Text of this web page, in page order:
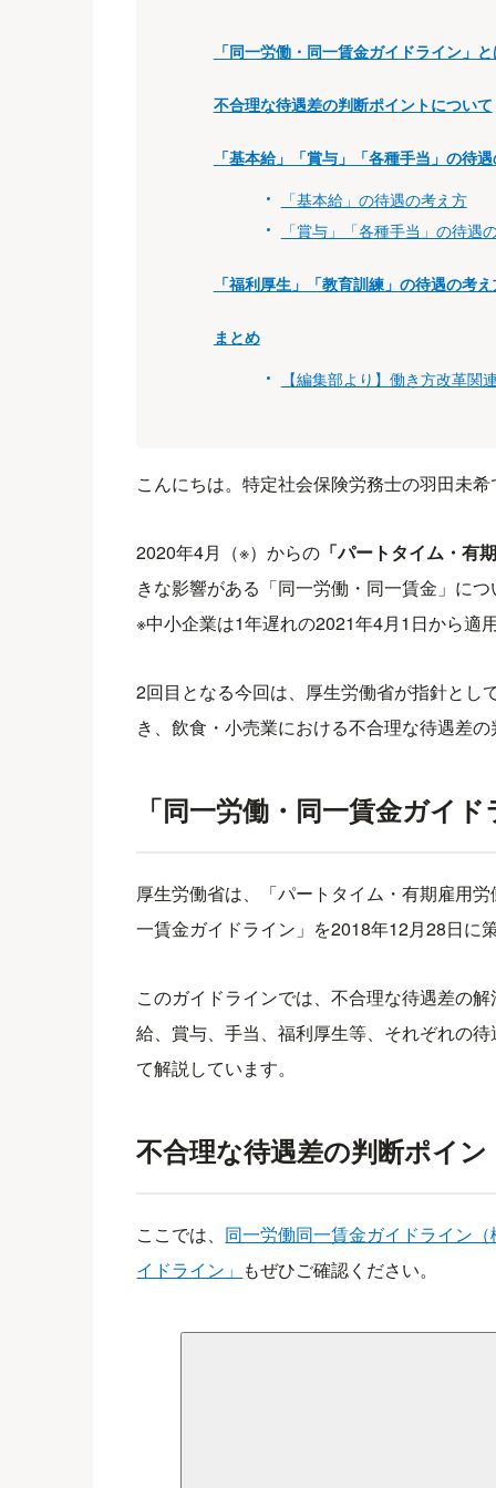
「同一労働・同一賃金ガイドライン」
不合理な待遇差の判断ポイントについて
「基本給」「賞与」「各種手当」の待
「基本給」の待遇の考え方
「賞与」「各種手当」の待遇
「福利厚生」「教育訓練」の待遇の考
まとめ
【編集部より】働き方改革関
こんにちは。特定社会保険労務士の羽田未
2020年4月（※）からの 「パートタイム・有
きな影響がある「同一労働・同一賃金」に
※中小企業は1年遅れの2021年4月1日から適
2回目となる今回は、厚生労働省が指針とし
き、飲食・小売業における不合理な待遇差
「同一労働・同一賃金ガイ
厚生労働省は、「パートタイム・有期雇用
一賃金ガイドライン」を2018年12月28日に
このガイドラインでは、不合理な待遇差の
給、賞与、手当、福利厚生等、それぞれの
て解説しています。
不合理な待遇差の判断ポイ
ここでは、 同一労働同一賃金ガイドライン
イドライン」 もぜひご確認ください。